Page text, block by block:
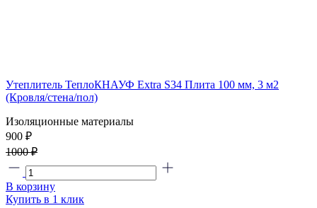
Утеплитель ТеплоКНАУФ Extra S34 Плита 100 мм, 3 м2
(Кровля/стена/пол)
Изоляционные материалы
900 ₽
1000 ₽
В корзину
Купить в 1 клик